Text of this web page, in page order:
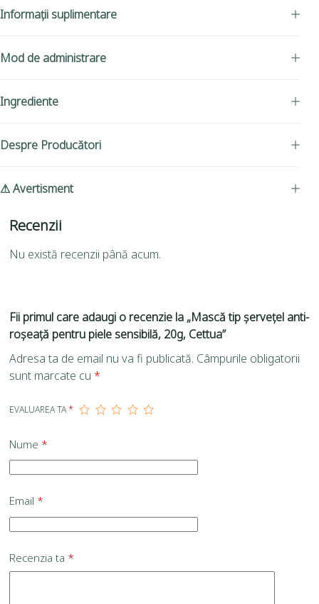
Informații suplimentare
Mod de administrare
Ingrediente
Despre Producători
⚠ Avertisment
Recenzii
Nu există recenzii până acum.
Fii primul care adaugi o recenzie la „Mască tip șervețel anti-
roșeață pentru piele sensibilă, 20g, Cettua”
Adresa ta de email nu va fi publicată. Câmpurile obligatorii
sunt marcate cu *
EVALUAREA TA*
Nume *
Email *
Recenzia ta *